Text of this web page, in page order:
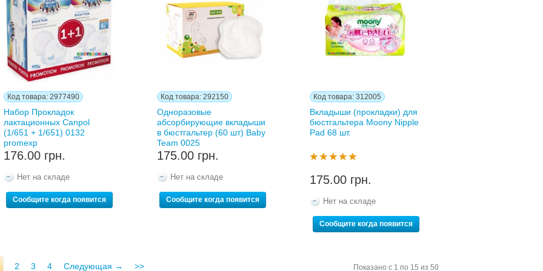
Код товара: 2977490
Набор Прокладок
лактационных Canpol
(1/651 + 1/651) 0132
promexp
176.00 грн.
Нет на складе
Сообщите когда появится
Код товара: 292150
Одноразовые
абсорбирующие вкладыши
в бюстгальтер (60 шт) Baby
Team 0025
175.00 грн.
Нет на складе
Сообщите когда появится
Код товара: 312005
Вкладыши (прокладки) для
бюстгальтера Moony Nipple
Pad 68 шт.
175.00 грн.
Нет на складе
Сообщите когда появится
2 3 4 Следующая → >> Показано с 1 по 15 из 50